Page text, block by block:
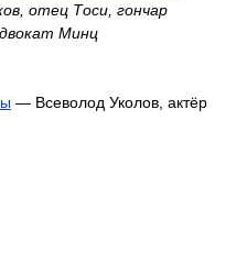
отец Тоси, гончар
Минц
— Всеволод Уколов, актёр